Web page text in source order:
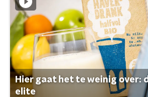
Hier gaat het te weinig over:
elite